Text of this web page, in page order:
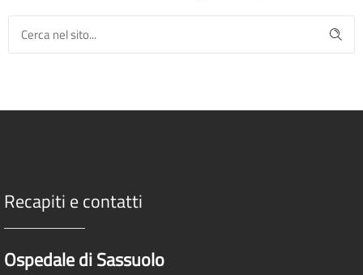
Recapiti e contatti
Ospedale di Sassuolo